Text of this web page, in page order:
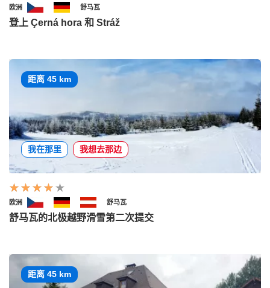
欧洲 舒马瓦
登上 Çerná hora 和 Stráž
距离 45 km
我在那里 我想去那边
欧洲 舒马瓦
舒马瓦的北极越野滑雪第二次提交
距离 45 km